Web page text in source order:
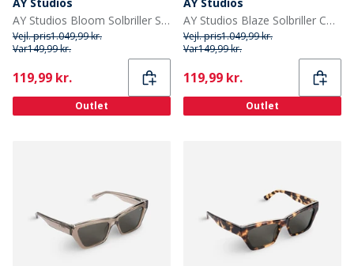
AY Studios Bloom Solbriller Solid Chocolate Brown
Vejl. pris1.049,99 kr.
Var149,99 kr.
Current
119,99 kr.
Outlet
AY Studios Blaze Solbriller Confidential Pink
Vejl. pris1.049,99 kr.
Var149,99 kr.
Current
119,99 kr.
Outlet